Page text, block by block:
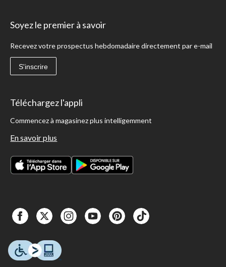
Soyez le premier à savoir
Recevez votre prospectus hebdomadaire directement par e-mail
S'inscrire
Téléchargez l'appli
Commencez à magasinez plus intelligemment
En savoir plus